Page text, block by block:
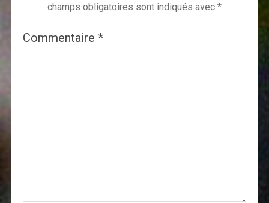
champs obligatoires sont indiqués avec *
Commentaire *